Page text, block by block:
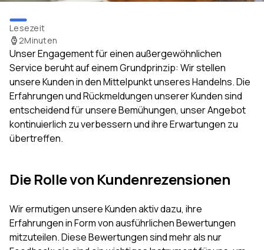
Lesezeit
2Minuten
Unser Engagement für einen außergewöhnlichen
Service beruht auf einem Grundprinzip: Wir stellen
unsere Kunden in den Mittelpunkt unseres Handelns. Die
Erfahrungen und Rückmeldungen unserer Kunden sind
entscheidend für unsere Bemühungen, unser Angebot
kontinuierlich zu verbessern und ihre Erwartungen zu
übertreffen.
Die Rolle von Kundenrezensionen
Wir ermutigen unsere Kunden aktiv dazu, ihre
Erfahrungen in Form von ausführlichen Bewertungen
mitzuteilen. Diese Bewertungen sind mehr als nur